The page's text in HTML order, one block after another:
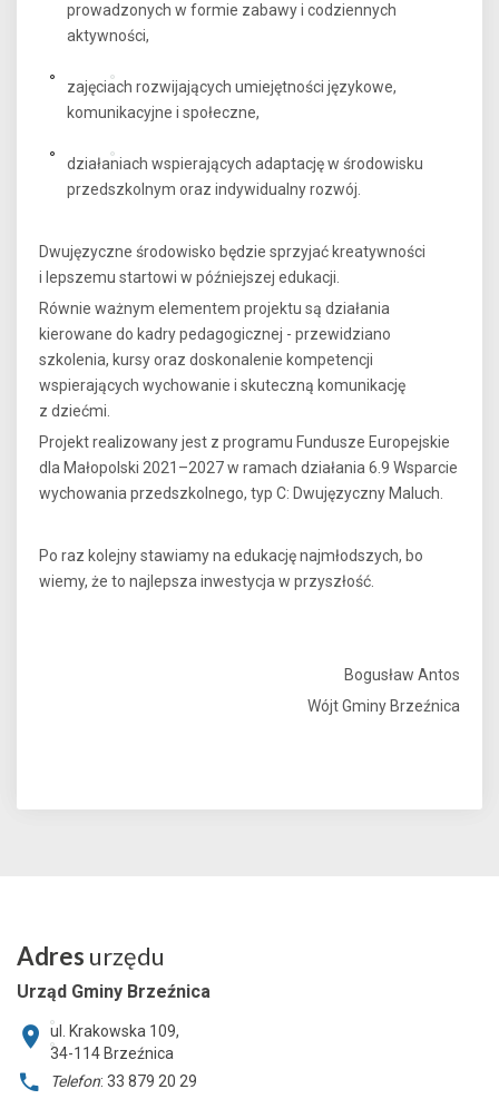
prowadzonych w formie zabawy i codziennych
aktywności,
zajęciach rozwijających umiejętności językowe,
komunikacyjne i społeczne,
działaniach wspierających adaptację w środowisku
przedszkolnym oraz indywidualny rozwój.
Dwujęzyczne środowisko będzie sprzyjać kreatywności
i lepszemu startowi w późniejszej edukacji.
Równie ważnym elementem projektu są działania
kierowane do kadry pedagogicznej - przewidziano
szkolenia, kursy oraz doskonalenie kompetencji
wspierających wychowanie i skuteczną komunikację
z dziećmi.
Projekt realizowany jest z programu Fundusze Europejskie
dla Małopolski 2021–2027 w ramach działania 6.9 Wsparcie
wychowania przedszkolnego, typ C: Dwujęzyczny Maluch.
Po raz kolejny stawiamy na edukację najmłodszych, bo
wiemy, że to najlepsza inwestycja w przyszłość.
Bogusław Antos
Wójt Gminy Brzeźnica
Adres urzędu
Urząd Gminy Brzeźnica
ul. Krakowska 109,
34-114 Brzeźnica
Telefon: 33 879 20 29